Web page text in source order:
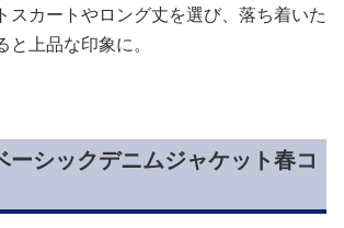
スカートやロング丈を選び、落ち着いた
と上品な印象に。
ーシックデニムジャケット春コ